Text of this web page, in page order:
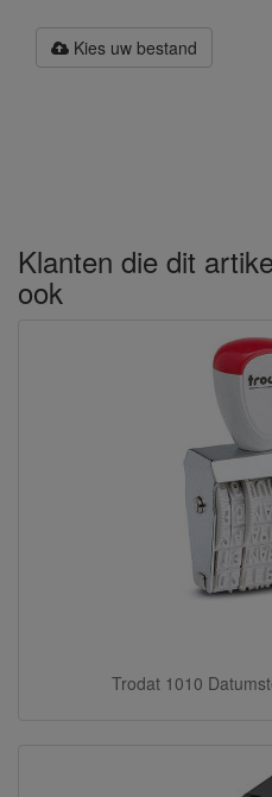
Kies uw bestand
Klanten die dit
ook
Trodat 1010